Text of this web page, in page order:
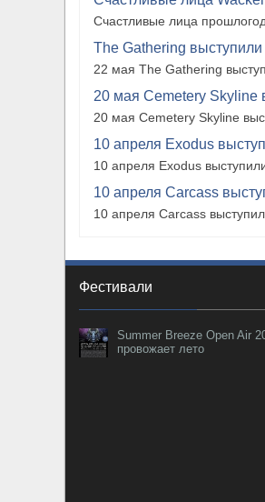
Счастливые лица
The Gathering
22 мая The Gathering
20 мая Cemetery Skyline
20 мая Cemetery Skyline
10 апреля Exodus
10 апреля Exodus
10 апреля Carcass
10 апреля Carcass
Фестивали
Summer Breeze Open Air
провожает лето